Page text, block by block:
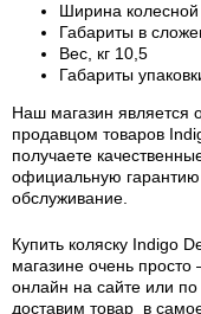
Ширина
Габариты в
Вес, кг 10,5
Габариты
Наш магазин является
продавцом товаров
получаете
официальную
обслуживание.
Купить коляску Indigo
магазине очень
онлайн на сайте или
доставим товар в